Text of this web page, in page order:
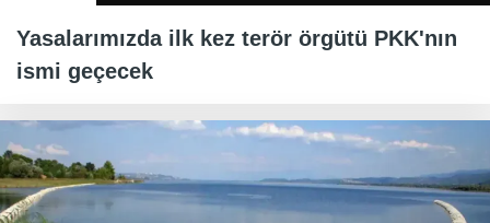
Yasalarımızda ilk kez terör örgütü PKK'nın
ismi geçecek